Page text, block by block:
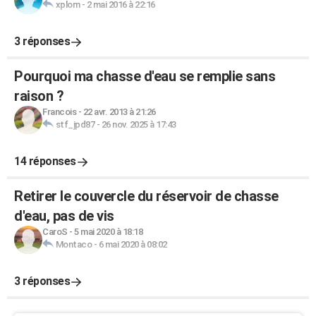
xplom- 2 mai 2016 à 22:16
3 réponses
Pourquoi ma chasse d'eau se remplie sans
raison ?
Francois- 22 avr. 2013 à 21:26
stf_jpd87- 26 nov. 2025 à 17:43
14 réponses
Retirer le couvercle du réservoir de chasse
d'eau, pas de vis
CaroS - 5 mai 2020 à 18:18
Montaco- 6 mai 2020 à 08:02
3 réponses